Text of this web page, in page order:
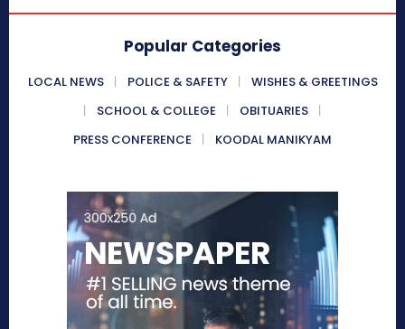
Popular Categories
LOCAL NEWS POLICE & SAFETY
WISHES & GREETINGS
SCHOOL & COLLEGE
OBITUARIES
PRESS CONFERENCE
KOODAL MANIKYAM